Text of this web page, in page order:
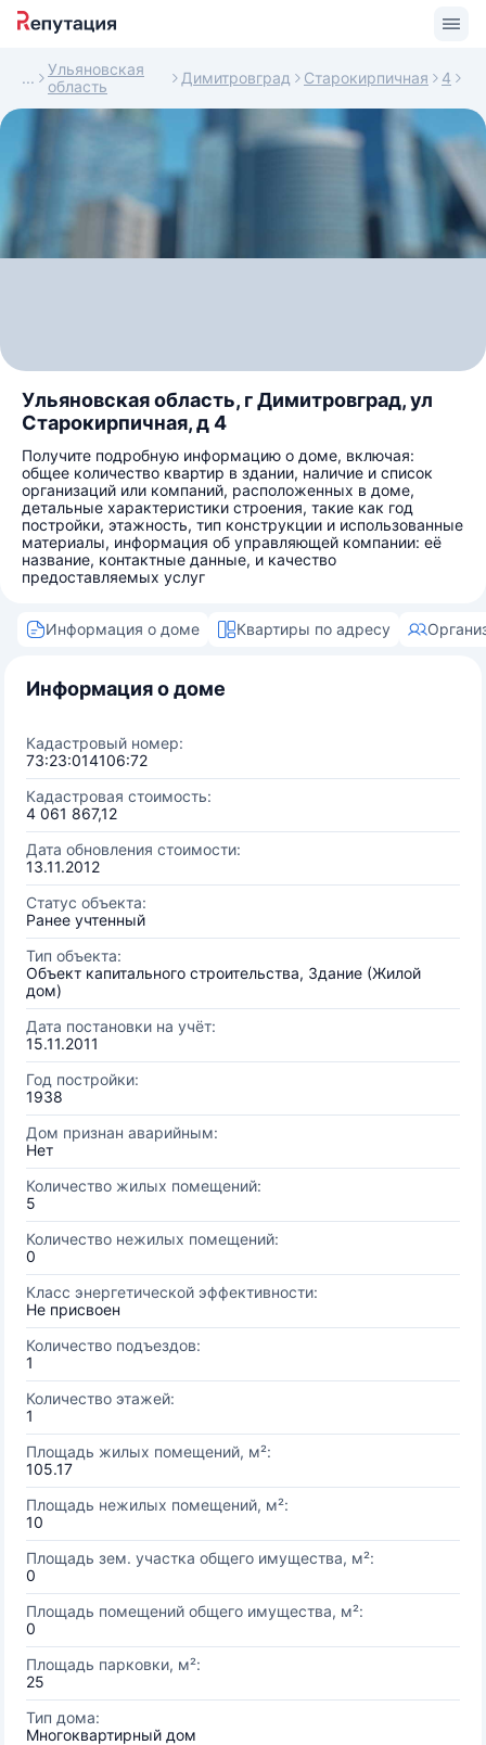
Ульяновская
область
Димитровград Старокирпичная 4
Ульяновская область, г Димитровград, ул
Старокирпичная, д 4
Получите подробную информацию о доме, включая:
общее количество квартир в здании, наличие и список
организаций или компаний, расположенных в доме,
детальные характеристики строения, такие как год
постройки, этажность, тип конструкции и использованные
материалы, информация об управляющей компании: её
название, контактные данные, и качество
предоставляемых услуг
Информация о доме Квартиры по адресу
Информация о доме
Кадастровый номер:
73:23:014106:72
Кадастровая стоимость:
4 061 867,12
Дата обновления стоимости:
13.11.2012
Статус объекта:
Ранее учтенный
Тип объекта:
Объект капитального строительства, Здание (Жилой
дом)
Дата постановки на учёт:
15.11.2011
Год постройки:
1938
Дом признан аварийным:
Нет
Количество жилых помещений:
5
Количество нежилых помещений:
0
Класс энергетической эффективности:
Не присвоен
Количество подъездов:
1
Количество этажей:
1
Площадь жилых помещений, м²:
105.17
Площадь нежилых помещений, м²:
10
Площадь зем. участка общего имущества, м²:
0
Площадь помещений общего имущества, м²:
0
Площадь парковки, м²:
25
Тип дома:
Многоквартирный дом